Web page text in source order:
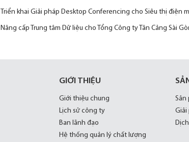
Triển khai Giải pháp Desktop Conferencing cho Siêu thị điện
Nâng cấp Trung tâm Dữ liệu cho Tổng Công ty Tân Cảng Sài
GIỚI THIỆU
Giới thiệu chung
Lịch sử công ty
Ban lãnh đạo
Hệ thống quản lý chất lượng
Sản
Giải